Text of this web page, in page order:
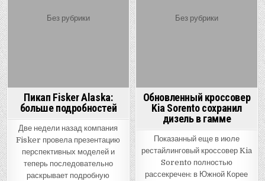
Posted
Без рубрики
Пикап Fisker Alaska:
больше подробностей
Две недели назад компания
Fisker провела презентацию
перспективных моделей и
теперь последовательно
раскрывает подробную
Posted
Без рубрики
Обновленный кроссовер
Kia Sorento сохранил
дизель в гамме
Показанный еще в июле
рестайлинговый кроссовер Kia
Sorento полностью
рассекречен: в Южной Корее